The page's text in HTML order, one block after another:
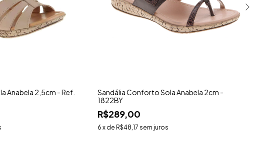
Anabela 2,5cm - Ref.
Sandália Conforto Sola Anabela 2cm -
1822BY
R$289,00
6 x de R$48,17 sem juros